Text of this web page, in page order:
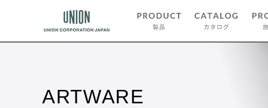
ARTWARE